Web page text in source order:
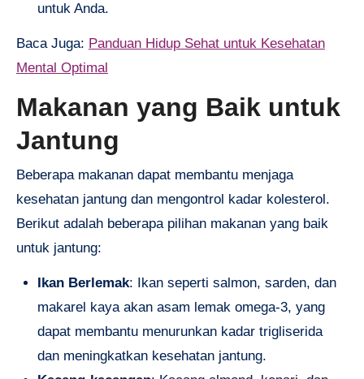
untuk Anda.
Baca Juga: Panduan Hidup Sehat untuk Kesehatan
Mental Optimal
Makanan yang Baik untuk
Jantung
Beberapa makanan dapat membantu menjaga
kesehatan jantung dan mengontrol kadar kolesterol.
Berikut adalah beberapa pilihan makanan yang baik
untuk jantung:
Ikan Berlemak: Ikan seperti salmon, sarden, dan
makarel kaya akan asam lemak omega-3, yang
dapat membantu menurunkan kadar trigliserida
dan meningkatkan kesehatan jantung.